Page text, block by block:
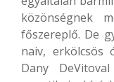
közönségnek
főszereplő. De
naiv, erkölcsös
Dany